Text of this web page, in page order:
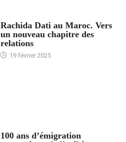
Rachida Dati au Maroc. Vers
un nouveau chapitre des
relations
19 février 2025
100 ans d’émigration